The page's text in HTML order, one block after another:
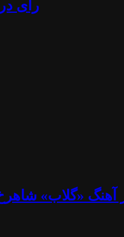
رأی
«گلاب» شاهرخ - تلاوت آیاتی